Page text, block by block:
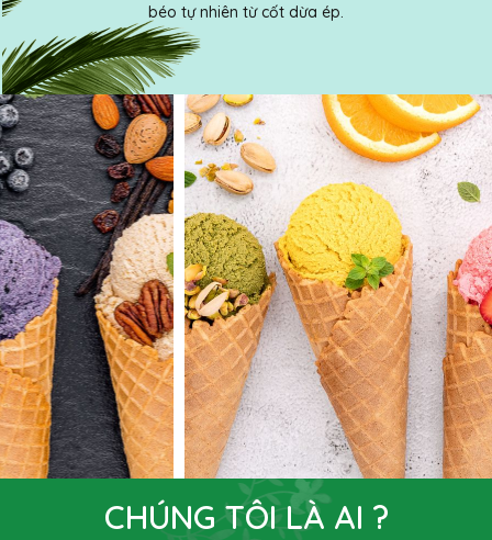
béo tự nhiên từ cốt dừa ép.
CHÚNG TÔI LÀ AI ?